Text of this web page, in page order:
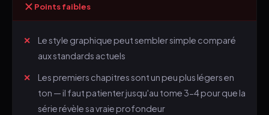
Points faibles
Le style graphique peut sembler simple comparé
aux standards actuels
Les premiers chapitres sont un peu plus légers en
ton — il faut patienter jusqu'au tome 3-4 pour que la
série révèle sa vraie profondeur